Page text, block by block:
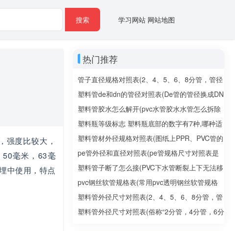
搜索 学习网站 网站地图
强度比较大，
毫米，63毫
中使用，特点
热门推荐
管子直径规格对照表(2、4、5、6、8分管，管径
分别是多少mm)
塑料管de和dn的管径对照表(De管的管径换成DN
管的管径该怎么换？De、DN是什么意思？)
塑料管胶水怎么解开(pvc水管胶水水管怎么拆除
利用的是什么原理)
塑料瓶等级标志 塑料瓶底部的数字有7种,哪种适
合长期作为水杯使用?
塑料管材外径规格对照表(图纸上PPR、PVC管的
管径应该怎么标注)
pe管外径和直径对照表(pe管规格尺寸对照表是
什么？)
塑料管子断了怎么接(PVC下水管断裂上下无法移
动，如何连接？)
pvc钢丝软管规格表(常用pvc透明钢丝软管规格
有哪些)
塑料管外径尺寸对照表(2、4、5、6、8分管，管
径分别是多少mm)
塑料管外径尺寸对照表(俗称“2分管，4分管，6分